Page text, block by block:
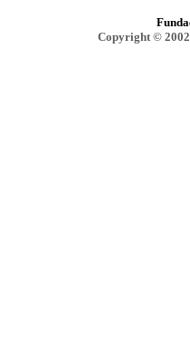
Copyright ©